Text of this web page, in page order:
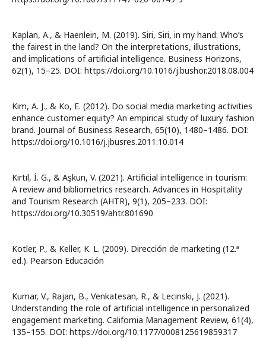
Kaplan, A., & Haenlein, M. (2019). Siri, Siri, in my hand: Who’s
the fairest in the land? On the interpretations, illustrations,
and implications of artificial intelligence. Business Horizons,
62(1), 15–25. DOI: https://doi.org/10.1016/j.bushor.2018.08.004
Kim, A. J., & Ko, E. (2012). Do social media marketing activities
enhance customer equity? An empirical study of luxury fashion
brand. Journal of Business Research, 65(10), 1480–1486. DOI:
https://doi.org/10.1016/j.jbusres.2011.10.014
Kırtıl, İ. G., & Aşkun, V. (2021). Artificial intelligence in tourism:
A review and bibliometrics research. Advances in Hospitality
and Tourism Research (AHTR), 9(1), 205–233. DOI:
https://doi.org/10.30519/ahtr.801690
Kotler, P., & Keller, K. L. (2009). Dirección de marketing (12.ª
ed.). Pearson Educación
Kumar, V., Rajan, B., Venkatesan, R., & Lecinski, J. (2021).
Understanding the role of artificial intelligence in personalized
engagement marketing. California Management Review, 61(4),
135–155. DOI: https://doi.org/10.1177/0008125619859317